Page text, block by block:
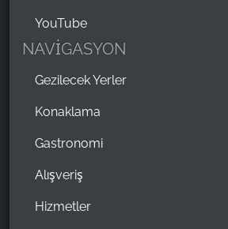
YouTube
NAVİGASYON
Gezilecek Yerler
Konaklama
Gastronomi
Alışveriş
Hizmetler